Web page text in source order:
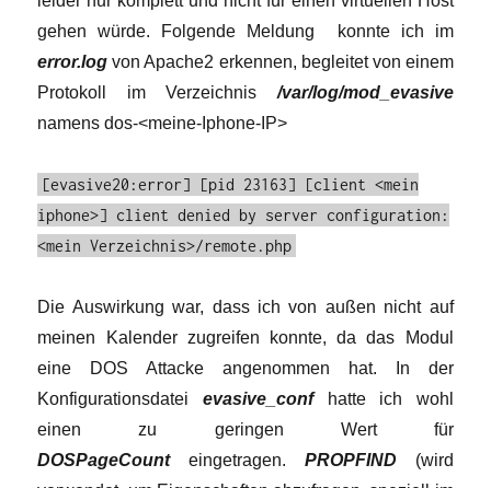
gehen würde. Folgende Meldung konnte ich im
error.log von Apache2 erkennen, begleitet von einem
Protokoll im Verzeichnis /var/log/mod_evasive
namens dos-<meine-Iphone-IP>
[evasive20:error] [pid 23163] [client <mein
iphone>] client denied by server configuration:
<mein Verzeichnis>/remote.php
Die Auswirkung war, dass ich von außen nicht auf
meinen Kalender zugreifen konnte, da das Modul
eine DOS Attacke angenommen hat. In der
Konfigurationsdatei evasive_confhatte ich wohl
einen zu geringen Wert für
DOSPageCounteingetragen. PROPFIND (wird